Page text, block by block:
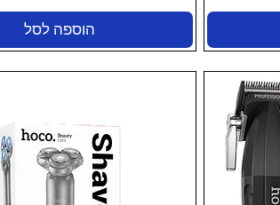
הוספה לסל